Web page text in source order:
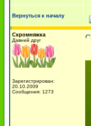
Вернуться к началу
Скромняжка
Давний друг
Зарегистрирован:
20.10.2009
Сообщения: 1273